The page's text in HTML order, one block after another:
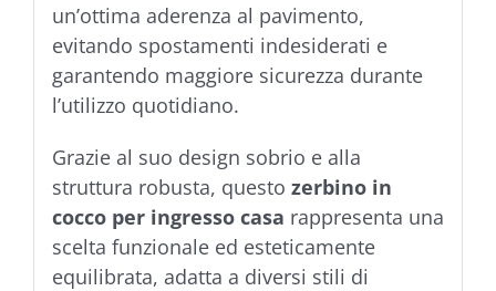
un’ottima aderenza al pavimento,
evitando spostamenti indesiderati e
garantendo maggiore sicurezza durante
l’utilizzo quotidiano.
Grazie al suo design sobrio e alla
struttura robusta, questo zerbino in
cocco per ingresso casa rappresenta una
scelta funzionale ed esteticamente
equilibrata, adatta a diversi stili di